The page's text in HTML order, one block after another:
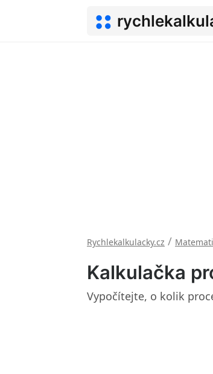
Rychlekalkulacky.cz /
Kalkulačka
Vypočítejte, o kolik